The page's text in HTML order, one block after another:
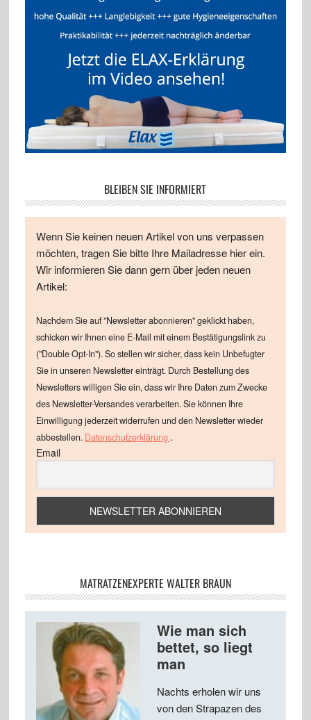
BLEIBEN SIE INFORMIERT
Wenn Sie keinen neuen Artikel von uns verpassen
möchten, tragen Sie bitte Ihre Mailadresse hier ein.
Wir informieren Sie dann gern über jeden neuen
Artikel:
Nachdem Sie auf "Newsletter abonnieren" geklickt haben,
schicken wir Ihnen eine E-Mail mit einem Bestätigungslink zu
("Double Opt-In"). So stellen wir sicher, dass kein Unbefugter
Sie in unseren Newsletter einträgt. Durch Bestellung des
Newsletters willigen Sie ein, dass wir Ihre Daten zum Zwecke
des Newsletter-Versandes verarbeiten. Sie können Ihre
Einwilligung jederzeit widerrufen und den Newsletter wieder
abbestellen. Datenschutzerklärung .
Email
MATRATZENEXPERTE WALTER BRAUN
Wie man sich
bettet, so liegt
man
Nachts erholen wir uns
von den Strapazen des